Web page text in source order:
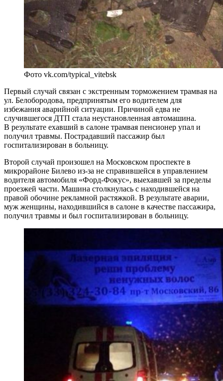
Фото vk.com/typical_vitebsk
Первый случай связан с экстренным торможением трамвая на
ул. Белобородова, предпринятым его водителем для
избежания аварийной ситуации. Причиной едва не
случившегося ДТП стала неустановленная автомашина.
В результате ехавший в салоне трамвая пенсионер упал и
получил травмы. Пострадавший пассажир был
госпитализирован в больницу.
Второй случай произошел на Московском проспекте в
микрорайоне Билево из-за не справившейся в управлением
водителя автомобиля «Форд-Фокус», выехавшей за пределы
проезжей части. Машина столкнулась с находившейся на
правой обочине рекламной растяжкой. В результате аварии,
муж женщины, находившийся в салоне в качестве пассажира,
получил травмы и был госпитализирован в больницу.